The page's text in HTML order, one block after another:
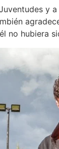
y
no hubiera